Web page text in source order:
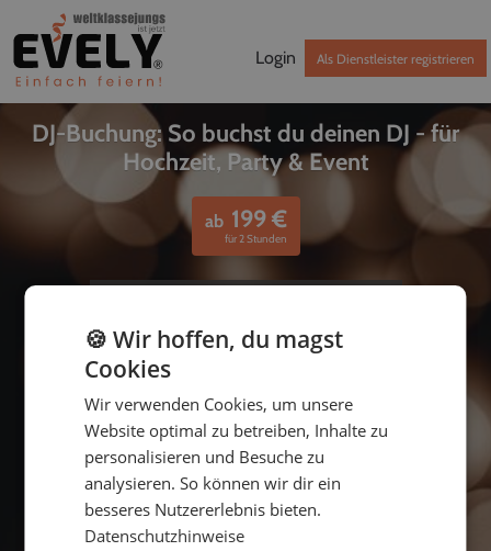
Login Als Dienstleister registrieren
DJ-Buchung: So buchst du deinen DJ - für
Hochzeit, Party & Event
ab 199€
für 2 Stunden
bis
🍪 Wir hoffen, du magst
Cookies
Wir verwenden Cookies, um unsere
Website optimal zu betreiben, Inhalte zu
personalisieren und Besuche zu
analysieren. So können wir dir ein
besseres Nutzererlebnis bieten.
Datenschutzhinweise